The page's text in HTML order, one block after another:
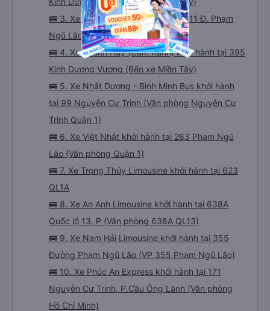
🚌 3. Xe Đà Lạt ơi khởi hành tại Số 111 Đ. Phạm
Ngũ Lão (Trạm Quận 1)
🚌 4. Xe Thanh Huy (Cam Ranh) khởi hành tại 395
Kinh Dương Vương (Bến xe Miền Tây)
🚌 5. Xe Nhật Dương - Bình Minh Bus khởi hành
tại 99 Nguyễn Cư Trinh (Văn phòng Nguyễn Cư
Trinh Quận 1)
🚌 6. Xe Việt Nhật khởi hành tại 263 Phạm Ngũ
Lão (Văn phòng Quận 1)
🚌 7. Xe Trọng Thủy Limousine khởi hành tại 623
QL1A
🚌 8. Xe An Anh Limousine khởi hành tại 638A
Quốc lộ 13, P (Văn phòng 638A QL13)
🚌 9. Xe Nam Hải Limousine khởi hành tại 355
Đường Phạm Ngũ Lão (VP 355 Phạm Ngũ Lão)
🚌 10. Xe Phúc An Express khởi hành tại 171
Nguyễn Cư Trinh, P.Cầu Ông Lãnh (Văn phòng
Hồ Chí Minh)